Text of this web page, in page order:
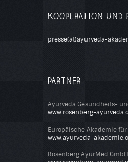
KOOPERATION UND
presse(at)ayurveda-
PARTNER
Ayurveda Gesundheits-
www.rosenberg-
Europäische Akademie
www.ayurveda-
Rosenberg AyurMed GmbH